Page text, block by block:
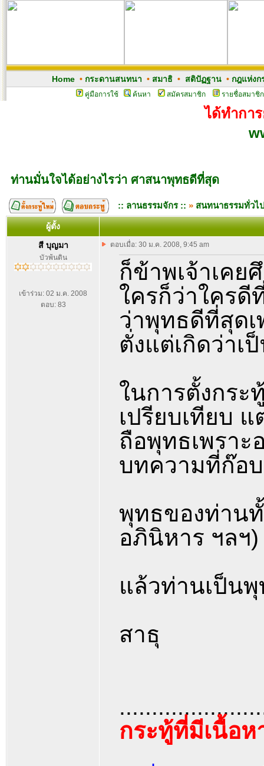
Home• กระดานสนทนา • สมาธิ• สติปัฏฐาน• กฎแห่งก
คู่มือการใช้ ค้นหา สมัครสมาชิก รายชื่อสมาชิก
ได้ทำกา
ท่านมั่นใจได้อย่างไรว่า ศาสนาพุทธดีที่สุด
:: ลานธรรมจักร :: » สนทนาธรรมทั่วไ
ผู้ตั้ง
สี บุญมา
บัวพ้นดิน
เข้าร่วม: 02 ม.ค. 2008
ตอบ: 83
ตอบเมื่อ: 30 ม.ค. 2008, 9:45 am
ก็ข้าพเจ้าเคย
ใครก็ว่าใครดี
ว่าพุทธดีที่สุด
ตั่งแต่เกิดว่าเ
ในการตั้งกร
เปรียบเทียบ
ถือพุทธเพราะ
บทความที่ก๊อ
พุทธของท่าน
อภินิหาร ฯลฯ)
แล้วท่านเป็น
สาธุ
กระทู้ที่มีเนื้อห